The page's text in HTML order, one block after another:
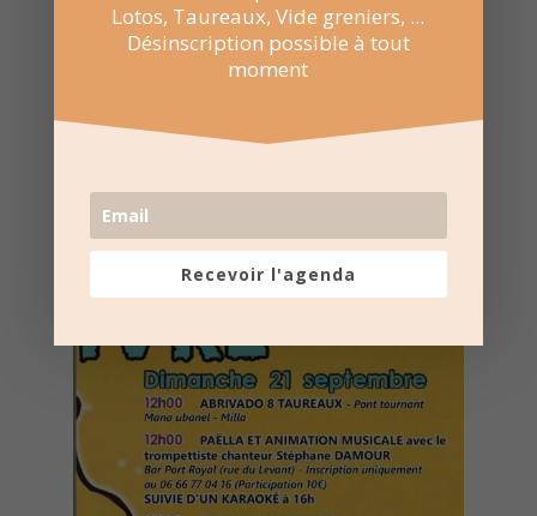
semaine
Lotos, Taureaux, Vide greniers, ...
Désinscription possible à tout
moment
Recevoir l'agenda